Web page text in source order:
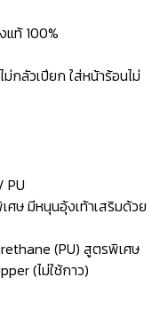
แท้ 100%
กลัวเปียก ใส่หน้าร้อนไม่
PU
ษ มีหนุนอุ้งเท้าเสริมด้วย
(PU) สูตรพิเศษ
(ไม่ใช้กาว)